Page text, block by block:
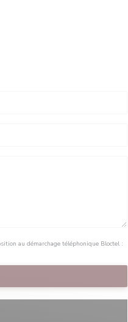
au démarchage téléphonique Bloctel :